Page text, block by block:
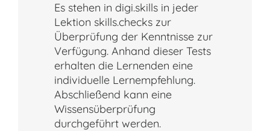
Es stehen in digi.skills in jeder
Lektion skills.checks zur
Überprüfung der Kenntnisse zur
Verfügung. Anhand dieser Tests
erhalten die Lernenden eine
individuelle Lernempfehlung.
Abschließend kann eine
Wissensüberprüfung
durchgeführt werden.